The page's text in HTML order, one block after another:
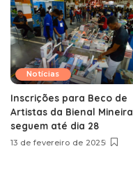
Notícias
Inscrições para Beco de
Artistas da Bienal Mineira
seguem até dia 28
13 de fevereiro de 2025